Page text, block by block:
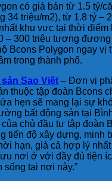
có giá bán từ 1.5 tỷ/
34 triệu/m2), từ 1.8 tỷ –
khu vực tại thời điểm
– 300 triệu tương
Bcons Polygon ngay vị
trong thành phố.
Sao Việt – Đơn vị
thuộc tập đoàn Bcons
hẹn sẽ mang lại sự
bất động sản tại
chủ đầu tư tập đoàn
tiến độ xây dựng, minh
hạn, giá cả hợp lý
nơi ở với đầy đủ tiện
tại nơi này.”